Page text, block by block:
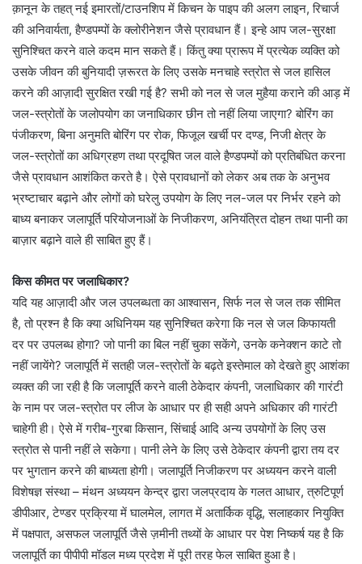
क़ानून के तहत् नई इमारतों/टाउनशिप में किचन के पाइप की अलग लाइन, रिचार्ज
की अनिवार्यता, हैण्डपम्पों के क्लोरीनेशन जैसे प्रावधान हैं। इन्हे आप जल-सुरक्षा
सुनिश्चित करने वाले कदम मान सकते हैं। किंतु क्या प्रारूप में प्रत्येक व्यक्ति को
उसके जीवन की बुनियादी ज़रूरत के लिए उसके मनचाहे स्त्रोत से जल हासिल
करने की आज़ादी सुरक्षित रखी गई है? सभी को नल से जल मुहैया कराने की आड़ में
जल-स्त्रोतों के जलोपयोग का जनाधिकार छीन तो नहीं लिया जाएगा? बोरिंग का
पंजीकरण, बिना अनुमति बोरिंग पर रोक, फिजूल खर्ची पर दण्ड, निजी क्षेत्र के
जल-स्त्रोतों का अधिग्रहण तथा प्रदूषित जल वाले हैण्डपम्पों को प्रतिबंधित करना
जैसे प्रावधान आशंकित करते है। ऐसे प्रावधानों को लेकर अब तक के अनुभव
भ्रष्टाचार बढ़ाने और लोगों को घरेलु उपयोग के लिए नल-जल पर निर्भर रहने को
बाध्य बनाकर जलापूर्ति परियोजनाओं के निजीकरण, अनियंत्रित दोहन तथा पानी का
बाज़ार बढ़ाने वाले ही साबित हुए हैं।
किस कीमत पर जलाधिकार?
यदि यह आज़ादी और जल उपलब्धता का आश्वासन, सिर्फ नल से जल तक सीमित
है, तो प्रश्न है कि क्या अधिनियम यह सुनिश्चित करेगा कि नल से जल किफायती
दर पर उपलब्ध होगा? जो पानी का बिल नहीं चुका सकेंगे, उनके कनेक्शन काटे तो
नहीं जायेंगे? जलापूर्ति में सतही जल-स्त्रोतों के बढ़ते इस्तेमाल को देखते हुए आशंका
व्यक्त की जा रही है कि जलापूर्ति करने वाली ठेकेदार कंपनी, जलाधिकार की गारंटी
के नाम पर जल-स्त्रोत पर लीज के आधार पर ही सही अपने अधिकार की गारंटी
चाहेगी ही। ऐसे में गरीब-गुरबा किसान, सिंचाई आदि अन्य उपयोगों के लिए उस
स्त्रोत से पानी नहीं ले सकेगा। पानी लेने के लिए उसे ठेकेदार कंपनी द्वारा तय दर
पर भुगतान करने की बाध्यता होगी। जलापूर्ति निजीकरण पर अध्ययन करने वाली
विशेषज्ञ संस्था – मंथन अध्ययन केन्द्र द्वारा जलप्रदाय के गलत आधार, त्रुटिपूर्ण
डीपीआर, टेण्डर प्रक्रिया में घालमेल, लागत में अतार्किक वृद्धि, सलाहकार नियुक्ति
में पक्षपात, असफल जलापूर्ति जैसे ज़मीनी तथ्यों के आधार पर पेश निष्कर्ष यह है कि
जलापूर्ति का पीपीपी मॉडल मध्य प्रदेश में पूरी तरह फेल साबित हुआ है।